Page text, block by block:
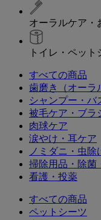
オーラルケア・
トイレ・ペット
すべての商品
歯磨き（オーラ
シャンプー・バ
被毛ケア・ブラ
肉球ケア
涙やけ・耳ケア
ノミダニ・虫除
掃除用品・除菌
看護・投薬
すべての商品
ペットシーツ